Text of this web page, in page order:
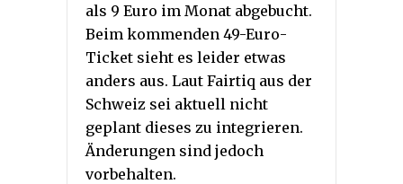
als 9 Euro im Monat abgebucht.
Beim kommenden 49-Euro-
Ticket sieht es leider etwas
anders aus. Laut Fairtiq aus der
Schweiz sei aktuell nicht
geplant dieses zu integrieren.
Änderungen sind jedoch
vorbehalten.